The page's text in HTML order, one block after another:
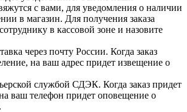
с вами, для уведомления о наличии
в магазин. Для получения заказа
в кассовой зоне и назовите
через почту России. Когда заказ
на ваш адрес придет извещение о
службой СДЭК. Когда заказ придет
ваш телефон придет оповещение о